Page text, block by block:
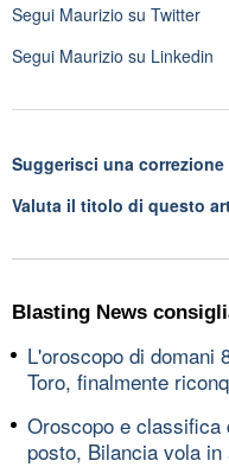
Segui Maurizio su Twitter
Segui Maurizio su Linkedin
Suggerisci una correzione
Valuta il titolo di questo
Blasting News
L'oroscopo di domani
Toro, finalmente
Oroscopo e classifica
posto, Bilancia vola in